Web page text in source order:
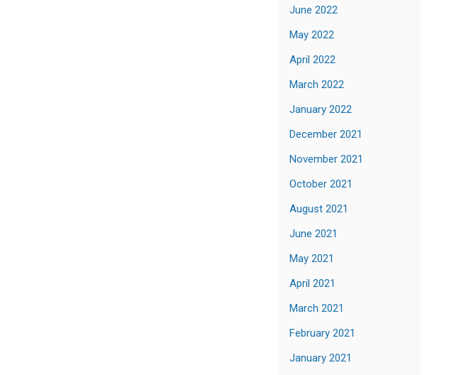
June 2022
May 2022
April 2022
March 2022
January 2022
December 2021
November 2021
October 2021
August 2021
June 2021
May 2021
April 2021
March 2021
February 2021
January 2021